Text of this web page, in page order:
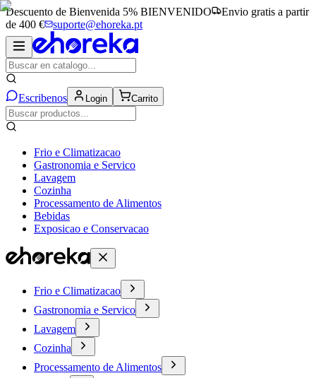
Descuento de Bienvenida 5% BIENVENIDO
Envio gratis a partir
de 400 €
suporte@ehoreka.pt
Escribenos Login Carrito
Frio e Climatizacao
Gastronomia e Servico
Lavagem
Cozinha
Processamento de Alimentos
Bebidas
Exposicao e Conservacao
Frio e Climatizacao
Gastronomia e Servico
Lavagem
Cozinha
Processamento de Alimentos